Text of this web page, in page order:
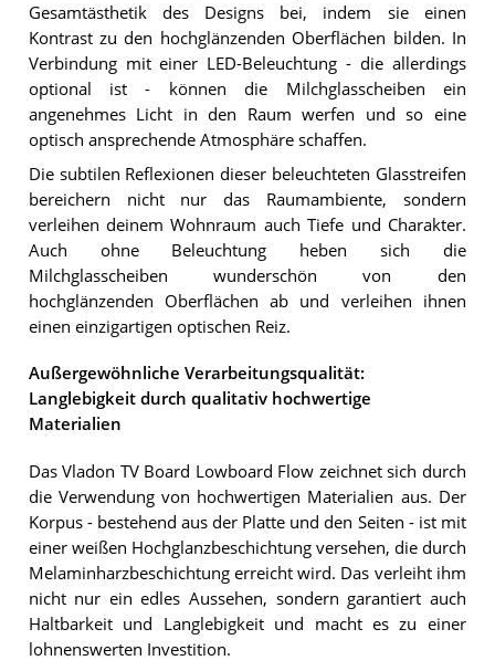
Gesamtästhetik des Designs bei, indem sie einen
Kontrast zu den hochglänzenden Oberflächen bilden. In
Verbindung mit einer LED-Beleuchtung - die allerdings
optional ist - können die Milchglasscheiben ein
angenehmes Licht in den Raum werfen und so eine
optisch ansprechende Atmosphäre schaffen.
Die subtilen Reflexionen dieser beleuchteten Glasstreifen
bereichern nicht nur das Raumambiente, sondern
verleihen deinem Wohnraum auch Tiefe und Charakter.
Auch ohne Beleuchtung heben sich die
Milchglasscheiben wunderschön von den
hochglänzenden Oberflächen ab und verleihen ihnen
einen einzigartigen optischen Reiz.
Außergewöhnliche Verarbeitungsqualität:
Langlebigkeit durch qualitativ hochwertige
Materialien
Das Vladon TV Board Lowboard Flow zeichnet sich durch
die Verwendung von hochwertigen Materialien aus. Der
Korpus - bestehend aus der Platte und den Seiten - ist mit
einer weißen Hochglanzbeschichtung versehen, die durch
Melaminharzbeschichtung erreicht wird. Das verleiht ihm
nicht nur ein edles Aussehen, sondern garantiert auch
Haltbarkeit und Langlebigkeit und macht es zu einer
lohnenswerten Investition.